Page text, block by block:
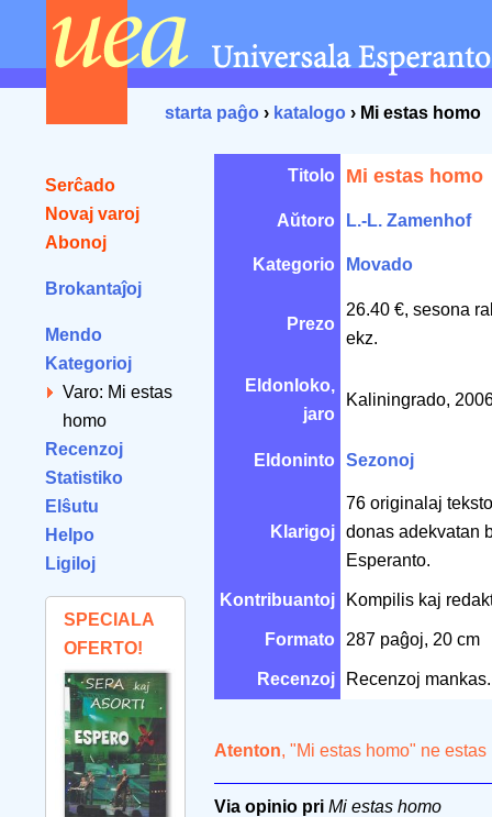
starta paĝo › katalogo › Mi estas homo
Serĉado
Novaj varoj
Abonoj
Brokantaĵoj
Mendo
Kategorioj
Varo: Mi estas
homo
Recenzoj
Statistiko
Elŝutu
Helpo
Ligiloj
SPECIALA
OFERTO!
Titolo Mi estas homo
Aŭtoro L.-L. Zamenhof
Kategorio Movado
Prezo
26.40 €, sesona
ekz.
Eldonloko,
jaro
Kaliningrado,
Eldoninto Sezonoj
Klarigoj
76 originalaj
donas adekvatan
Esperanto.
Kontribuantoj Kompilis kaj
Formato 287 paĝoj, 20 cm
Recenzoj Recenzoj mankas.
Atenton, "Mi estas homo" ne estas
Via opinio pri Mi estas homo